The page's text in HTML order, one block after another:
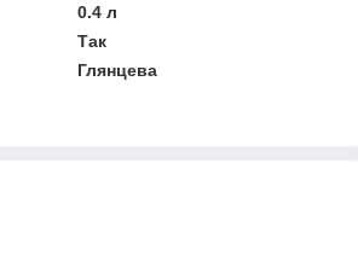
0.4 л
Так
Глянцева